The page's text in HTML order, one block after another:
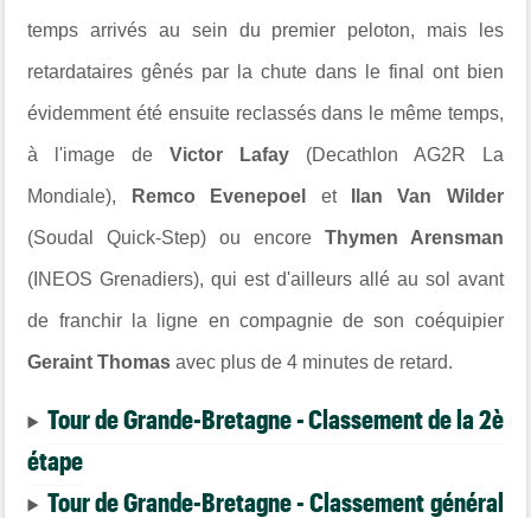
temps arrivés au sein du premier peloton, mais les
retardataires gênés par la chute dans le final ont bien
évidemment été ensuite reclassés dans le même temps,
à l'image deVictor Lafay(Decathlon AG2R La
Mondiale), Remco Evenepoel et Ilan Van Wilder
(Soudal Quick-Step) ou encore Thymen Arensman
(INEOS Grenadiers), qui est d'ailleurs allé au sol avant
de franchir la ligne en compagnie de son coéquipier
Geraint Thomas avec plus de 4 minutes de retard.
Tour de Grande-Bretagne - Classement de la 2è
étape
Tour de Grande-Bretagne - Classement général